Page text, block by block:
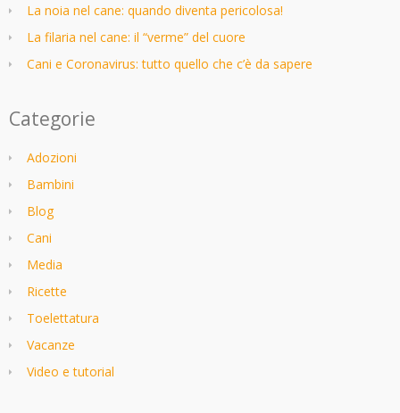
La noia nel cane: quando diventa pericolosa!
La filaria nel cane: il “verme” del cuore
Cani e Coronavirus: tutto quello che c’è da sapere
Categorie
Adozioni
Bambini
Blog
Cani
Media
Ricette
Toelettatura
Vacanze
Video e tutorial